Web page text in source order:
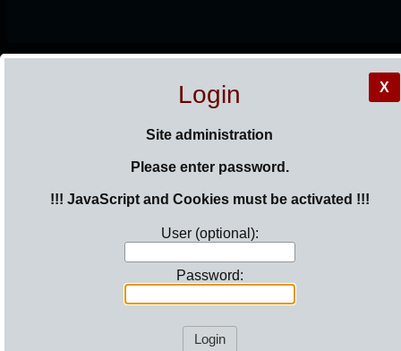
HOME
IL BOXER
STALLONI MANIFESTAZIONI
COME ASSOCIARSI CONTATTI
X
Login
Site administration
Please enter password.
!!! JavaScript and Cookies must be activated !!!
User (optional):
Password: